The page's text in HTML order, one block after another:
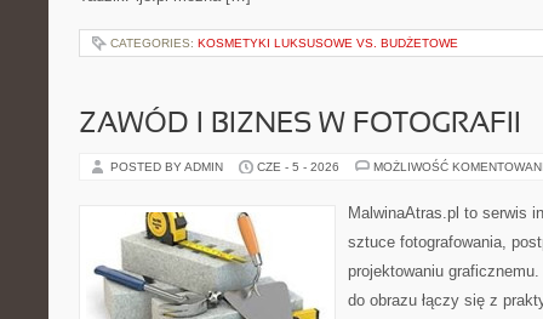
CATEGORIES: KOSMETYKI LUKSUSOWE VS. BUDŻETOWE
ZAWÓD I BIZNES W FOTOGRAFII
POSTED BY ADMIN CZE - 5 - 2026 MOŻLIWOŚĆ
MalwinaAtras.pl to serwis
sztuce fotografowania,
projektowaniu
do obrazu łączy się z